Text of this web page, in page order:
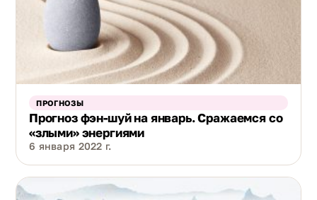
ПРОГНОЗЫ
Прогноз фэн-шуй на январь. Сражаемся со
«злыми» энергиями
6 января 2022 г.